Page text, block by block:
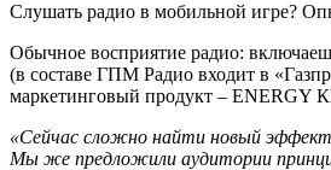
Слушать радио в мобильной игре?
Обычное восприятие радио:
(в составе ГПМ Радио входит в
маркетинговый продукт –
«Сейчас сложно найти новый
Мы же предложили аудитории